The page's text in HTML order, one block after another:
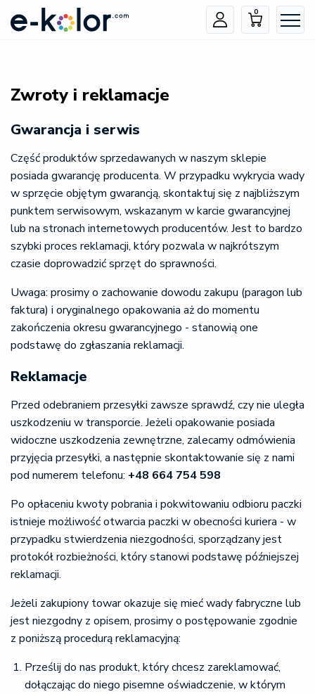
0
Zwroty i reklamacje
Gwarancja i serwis
Część produktów sprzedawanych w naszym sklepie
posiada gwarancję producenta. W przypadku wykrycia wady
w sprzęcie objętym gwarancją, skontaktuj się z najbliższym
punktem serwisowym, wskazanym w karcie gwarancyjnej
lub na stronach internetowych producentów. Jest to bardzo
szybki proces reklamacji, który pozwala w najkrótszym
czasie doprowadzić sprzęt do sprawności.
Uwaga: prosimy o zachowanie dowodu zakupu (paragon lub
faktura) i oryginalnego opakowania aż do momentu
zakończenia okresu gwarancyjnego - stanowią one
podstawę do zgłaszania reklamacji.
Reklamacje
Przed odebraniem przesyłki zawsze sprawdź, czy nie uległa
uszkodzeniu w transporcie. Jeżeli opakowanie posiada
widoczne uszkodzenia zewnętrzne, zalecamy odmówienia
przyjęcia przesyłki, a następnie skontaktowanie się z nami
pod numerem telefonu: +48 664 754 598
Po opłaceniu kwoty pobrania i pokwitowaniu odbioru paczki
istnieje możliwość otwarcia paczki w obecności kuriera - w
przypadku stwierdzenia niezgodności, sporządzany jest
protokół rozbieżności, który stanowi podstawę późniejszej
reklamacji.
Jeżeli zakupiony towar okazuje się mieć wady fabryczne lub
jest niezgodny z opisem, prosimy o postępowanie zgodnie
z poniższą procedurą reklamacyjną:
Prześlij do nas produkt, który chcesz zareklamować,
dołączając do niego pisemne oświadczenie, w którym